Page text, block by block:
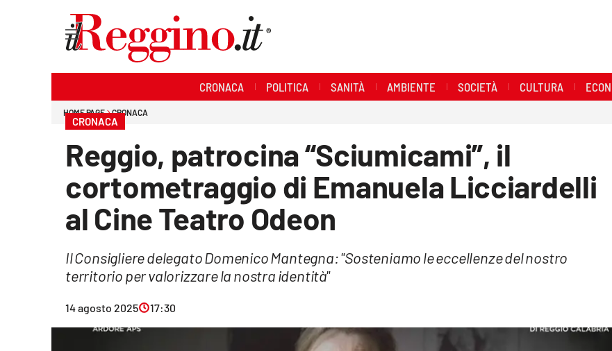
CRONACA POLITICA SANITÀ AMBIENTE SOCIETÀ CULTURA
HOME PAGE CRONACA
CRONACA
Reggio, patrocina “Sciumicami”, il
cortometraggio di Emanuela Licciardelli
al Cine Teatro Odeon
Il Consigliere delegato Domenico Mantegna: "Sosteniamo le eccellenze del nostro
territorio per valorizzare la nostra identità"
14 agosto 2025 17:30